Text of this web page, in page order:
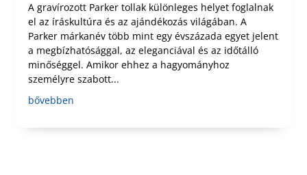
A gravírozott Parker tollak különleges helyet foglalnak
el az íráskultúra és az ajándékozás világában. A
Parker márkanév több mint egy évszázada egyet jelent
a megbízhatósággal, az eleganciával és az időtálló
minőséggel. Amikor ehhez a hagyományhoz
személyre szabott...
bővebben